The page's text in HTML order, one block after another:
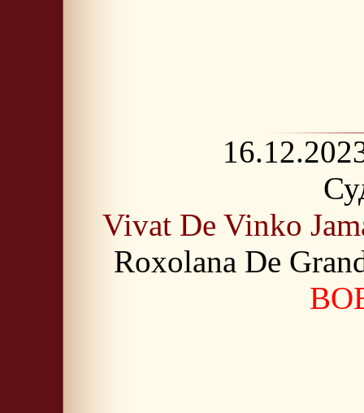
Vivat De Vinko
Roxolana De